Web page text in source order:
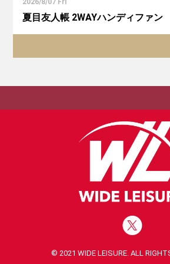
2026/8/07 Fri
夏目友人帳 2WAYハンディファン
© 2021 WIDE LEISURE. ALL